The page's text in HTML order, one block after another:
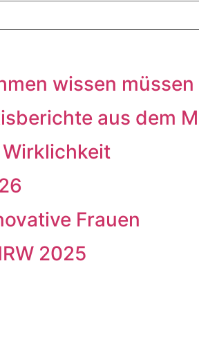
wissen müssen
aus dem
Wirklichkeit
Frauen
2025